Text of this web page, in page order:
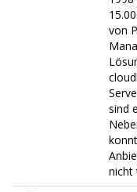
von
sind
nicht